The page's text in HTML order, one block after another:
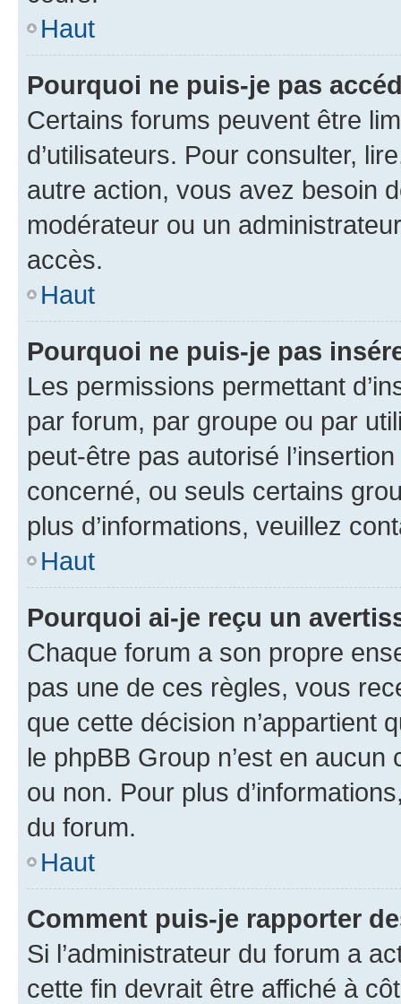
Haut
Pourquoi ne puis-je pas
Certains forums peuvent être
d’utilisateurs. Pour consulter,
autre action, vous avez besoin
modérateur ou un
accès.
Haut
Pourquoi ne puis-je pas
Les permissions permettant
par forum, par groupe ou par
peut-être pas autorisé
concerné, ou seuls certains
plus d’informations, veuillez
Haut
Pourquoi ai-je reçu un
Chaque forum a son propre
pas une de ces règles, vous
que cette décision n’appartient
le phpBB Group n’est en
ou non. Pour plus
du forum.
Haut
Comment puis-je rapporter
Si l’administrateur du forum a
cette fin devrait être affiché à